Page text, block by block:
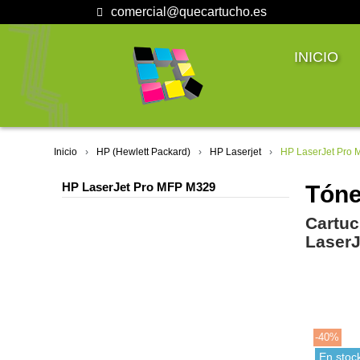
comercial@quecartucho.es
INICIO
Inicio HP (Hewlett Packard) HP Laserjet HP LaserJet Pro
HP LaserJet Pro MFP M329
-40%
En